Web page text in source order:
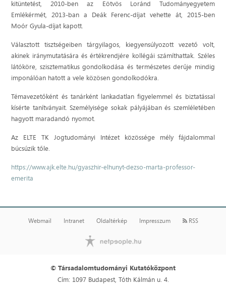
kitüntetést, 2010-ben az Eötvös Loránd Tudományegyetem
Emlékérmét, 2013-ban a Deák Ferenc-díjat vehette át, 2015-ben
Moór Gyula-díjat kapott.
Választott tisztségeiben tárgyilagos, kiegyensúlyozott vezető volt,
akinek iránymutatására és értékrendjére kollégái számíthattak. Széles
látóköre, szisztematikus gondolkodása és természetes derűje mindig
imponálóan hatott a vele közösen gondolkodókra.
Témavezetőként és tanárként lankadatlan figyelemmel és biztatással
kísérte tanítványait. Személyisége sokak pályájában és szemléletében
hagyott maradandó nyomot.
Az ELTE TK Jogtudományi Intézet közössége mély fájdalommal
búcsúzik tőle.
https://www.ajk.elte.hu/gyaszhir-elhunyt-dezso-marta-professor-
emerita
Webmail Intranet Oldaltérkép Impresszum RSS
© Társadalomtudományi Kutatóközpont
Cím: 1097 Budapest, Tóth Kálmán u. 4.